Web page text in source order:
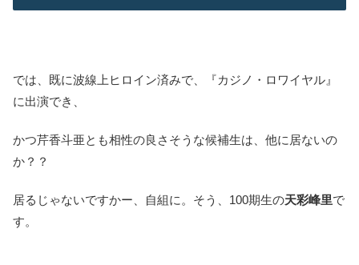
では、既に波線上ヒロイン済みで、『カジノ・ロワイヤル』
に出演でき、
かつ芹香斗亜とも相性の良さそうな候補生は、他に居ないの
か？？
居るじゃないですかー、自組に。そう、100期生の天彩峰里で
す。